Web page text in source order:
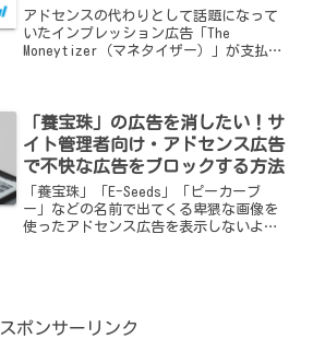
めた話。【The Moneytizer】
アドセンスの代わりとして話題になって
いたインプレッション広告「The
Moneytizer（マネタイザー）」が支払い
「養宝珠」の広告を消したい！サ
イト管理者向け・アドセンス広告
で不快な広告をブロックする方法
「養宝珠」「E-Seeds」「ピーカーブ
ー」などの名前で出てくる卑猥な画像を
使ったアドセンス広告を表示しないよ
スポンサーリンク